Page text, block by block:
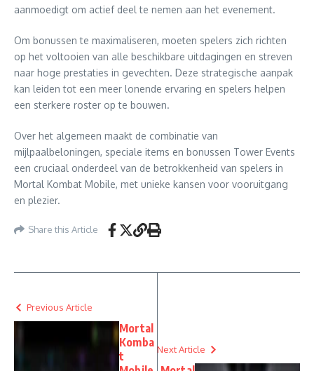
aanmoedigt om actief deel te nemen aan het evenement.
Om bonussen te maximaliseren, moeten spelers zich richten
op het voltooien van alle beschikbare uitdagingen en streven
naar hoge prestaties in gevechten. Deze strategische aanpak
kan leiden tot een meer lonende ervaring en spelers helpen
een sterkere roster op te bouwen.
Over het algemeen maakt de combinatie van
mijlpaalbeloningen, speciale items en bonussen Tower Events
een cruciaal onderdeel van de betrokkenheid van spelers in
Mortal Kombat Mobile, met unieke kansen voor vooruitgang
en plezier.
Share this Article
Previous Article
Mortal
Komba
t
Next Article